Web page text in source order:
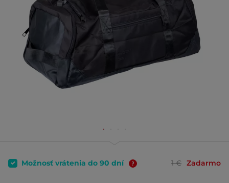
Možnosť vrátenia do 90 dní 1 € Zadarmo